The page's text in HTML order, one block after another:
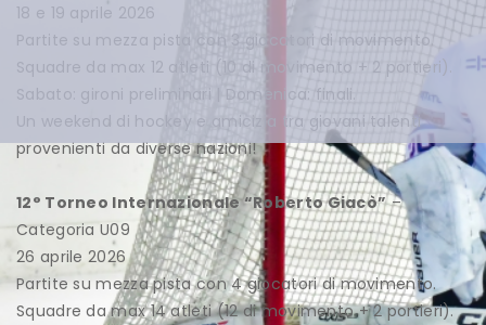
18 e 19 aprile 2026
Partite su mezza pista con 3 giocatori di movimento.
Squadre da max 12 atleti (10 di movimento + 2 portieri).
Sabato: gironi preliminari | Domenica: finali.
Un weekend di hockey e amicizia tra giovani talenti
provenienti da diverse nazioni!
12° Torneo Internazionale “Roberto Giacò”–
Categoria U09
26 aprile 2026
Partite su mezza pista con 4 giocatori di movimento.
Squadre da max 14 atleti (12 di movimento + 2 portieri).